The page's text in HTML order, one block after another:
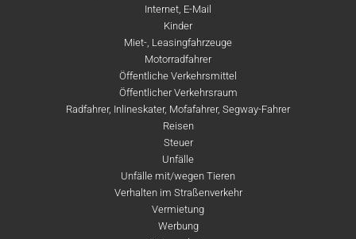
Internet, E-Mail
Kinder
Miet-, Leasingfahrzeuge
Motorradfahrer
Öffentliche Verkehrsmittel
Öffentlicher Verkehrsraum
Radfahrer, Inlineskater, Mofafahrer, Segway-Fahrer
Reisen
Steuer
Unfälle
Unfälle mit/wegen Tieren
Verhalten im Straßenverkehr
Vermietung
Werbung